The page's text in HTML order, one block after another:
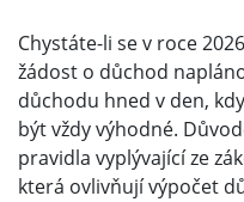
Chystáte-li se v roce
žádost o důchod
důchodu hned v den,
být vždy výhodné.
pravidla vyplývající ze
která ovlivňují výpočet